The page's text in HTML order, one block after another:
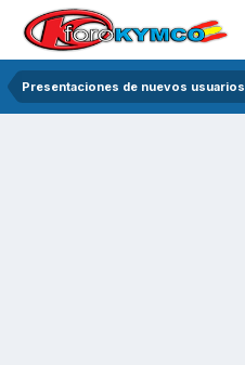
Presentaciones de nuevos usuarios